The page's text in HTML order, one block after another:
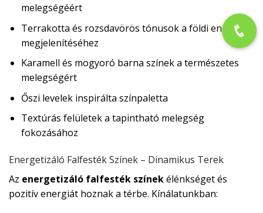
melegségéért
Terrakotta és rozsdavörös tónusok a földi energia
megjelenítéséhez
Karamell és mogyoró barna színek a természetes
melegségért
Őszi levelek inspirálta színpaletta
Textúrás felületek a tapintható melegség
fokozásához
Energetizáló Falfesték Színek – Dinamikus Terek
Az energetizáló falfesték színekélénkséget és
pozitív energiát hoznak a térbe. Kínálatunkban: